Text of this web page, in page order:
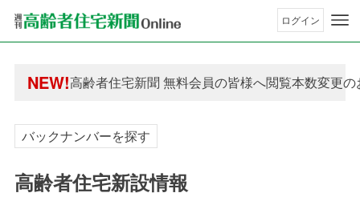
ログイン
NEW!高齢者住宅新聞 無料会員の皆様へ閲覧本数変更
高齢者住宅新聞 無料会員の皆様へ閲覧本数変更
バックナンバーを探す
高齢者住宅新設情報